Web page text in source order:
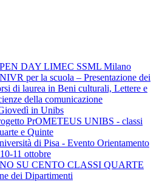
DAY LIMEC SSML Milano
per la scuola – Presentazione dei
di laurea in Beni culturali, Lettere e
della comunicazione
in Unibs
PrOMETEUS UNIBS - classi
e Quinte
di Pisa - Evento Orientamento
11 ottobre
SU CENTO CLASSI QUARTE
dei Dipartimenti